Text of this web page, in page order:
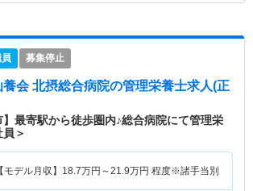
募集停止
会 北摂総合病院の管理栄養士求人(正
】最寄駅から徒歩圏内♪総合病院にて管理栄
＞
【モデル月収】 18.7万円～21.9万円 程度※諸手当別